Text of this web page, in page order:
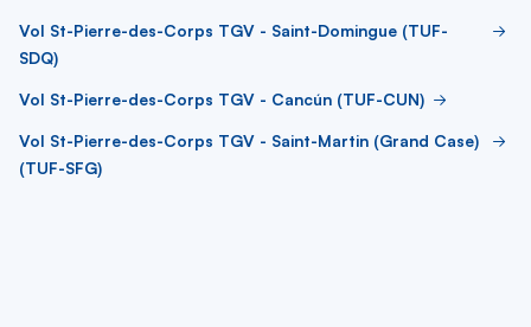
Vol St-Pierre-des-Corps TGV - Saint-Domingue (TUF-
SDQ)
Vol St-Pierre-des-Corps TGV - Cancún (TUF-CUN)
Vol St-Pierre-des-Corps TGV - Saint-Martin (Grand Case)
(TUF-SFG)